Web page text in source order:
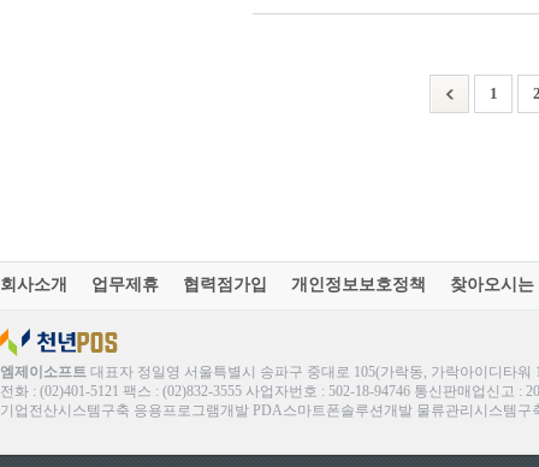
1
회사소개 업무제휴 협력점가입 개인정보보호정책 찾아오시는
엠제이소프트 대표자 정일영 서울특별시 송파구 중대로 105(가락동, 가락아이디타워
전화 : (02)401-5121 팩스 : (02)832-3555 사업자번호 : 502-18-94746 통신판매업신고 :
기업전산시스템구축 응용프로그램개발 PDA스마트폰솔루션개발 물류관리시스템구